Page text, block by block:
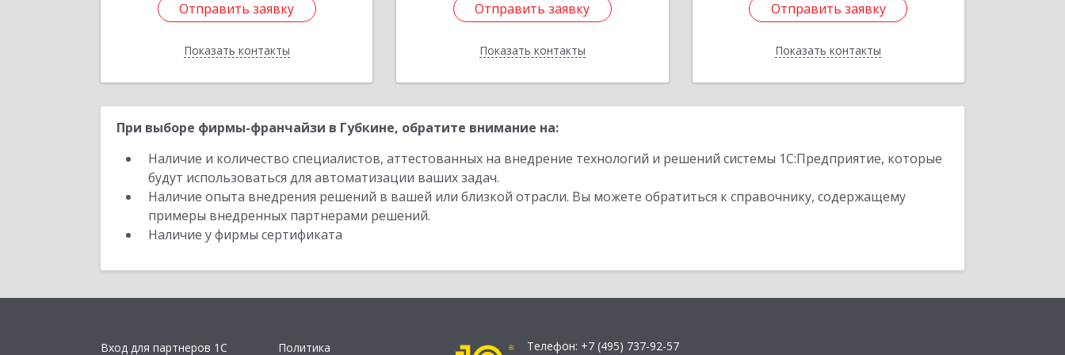
Отправить заявку
Показать контакты
Отправить заявку
Назад
Отправить заявку
Показать контакты
Отправить заявку
Назад
Отправить заявку
Показать контакты
Отправить заявку
Назад
При выборе фирмы-франчайзи в Губкине, обратите внимание на:
Наличие и количество специалистов, аттестованных на внедрение технологий и решений системы 1С:Предприятие, которые
будут использоваться для автоматизации ваших задач.
Наличие опыта внедрения решений в вашей или близкой отрасли. Вы можете обратиться к справочнику, содержащему
примеры внедренных партнерами решений.
Наличие у фирмы сертификата
Вход для партнеров 1С Политика Телефон: +7 (495) 737-92-57